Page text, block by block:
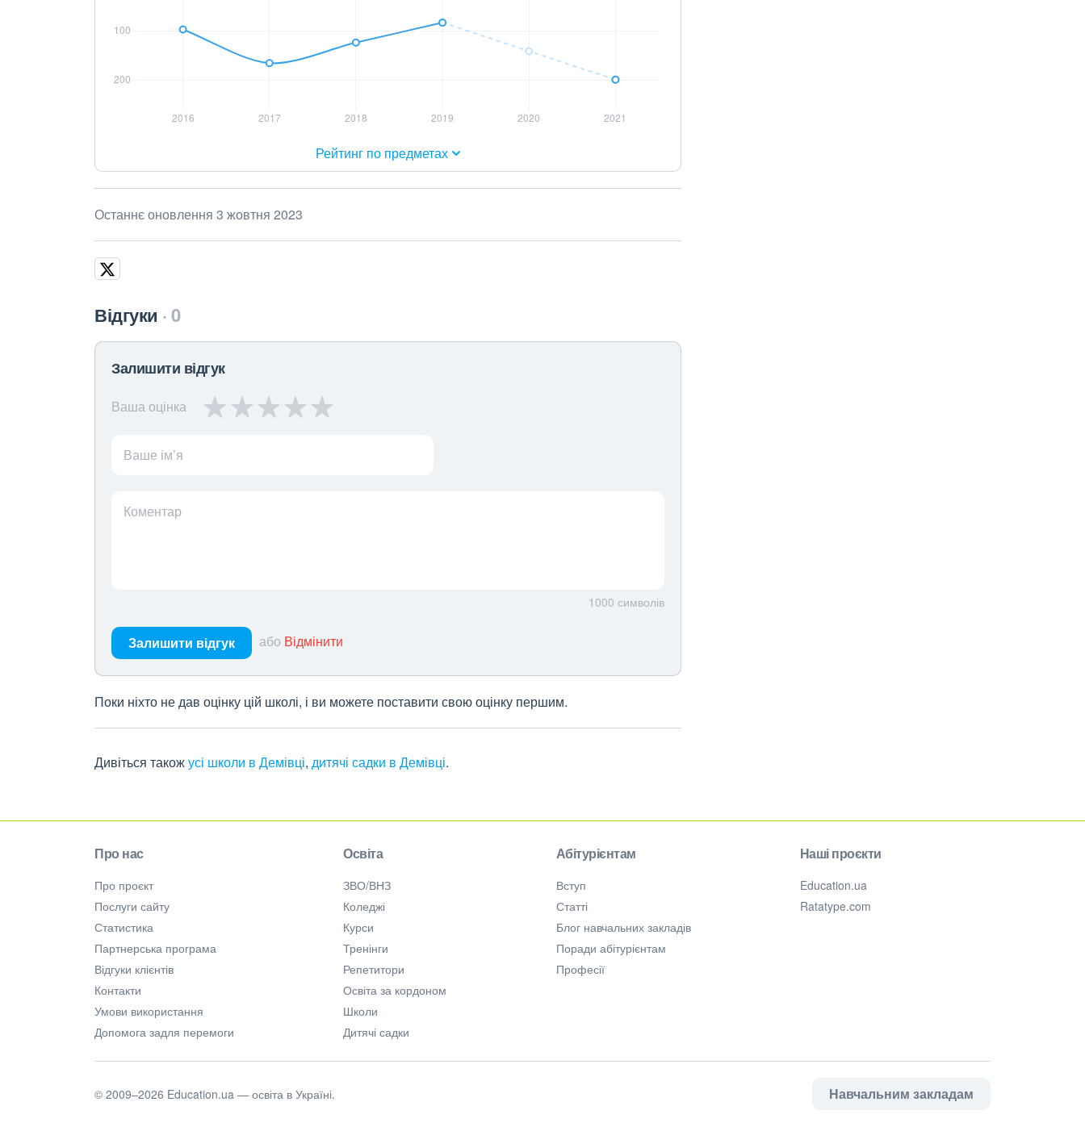
Рейтинг по предметах
Останнє оновлення 3 жовтня 2023
Відгуки 0
Залишити відгук
Ваша оцінка
Ваше ім’я
Коментар
1000 символів
Залишити відгук або Відмінити
Поки ніхто не дав оцінку цій школі, і ви можете поставити свою оцінку першим.
Дивіться такожусі школи в Демівці, дитячі садки в Демівці.
Про нас
Про проєкт
Послуги сайту
Статистика
Партнерська програма
Відгуки клієнтів
Контакти
Умови використання
Допомога задля перемоги
Освіта
ЗВО/ВНЗ
Коледжі
Курси
Тренінги
Репетитори
Освіта за кордоном
Школи
Дитячі садки
Абітурієнтам
Вступ
Статті
Блог навчальних закладів
Поради абітурієнтам
Професії
Наші проєкти
Education.ua
Ratatype.com
Навчальним закладам
© 2009–2026 Education.ua — освіта в Україні.